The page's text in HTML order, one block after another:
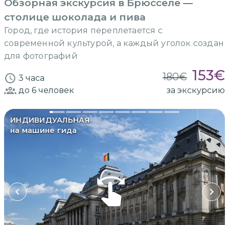
Обзорная экскурсия в Брюсселе —
столице шоколада и пива
Город, где история переплетается с
современной культурой, а каждый уголок создан
для фотографий
3 часа 180€ 153€
до 6 человек за экскурсию
ИНДИВИДУАЛЬНАЯ
на машине гида